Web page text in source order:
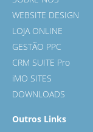
WEBSITE DESIGN
LOJA ONLINE
GESTÃO PPC
CRM SUITE Pro
iMO SITES
DOWNLOADS
Outros Links